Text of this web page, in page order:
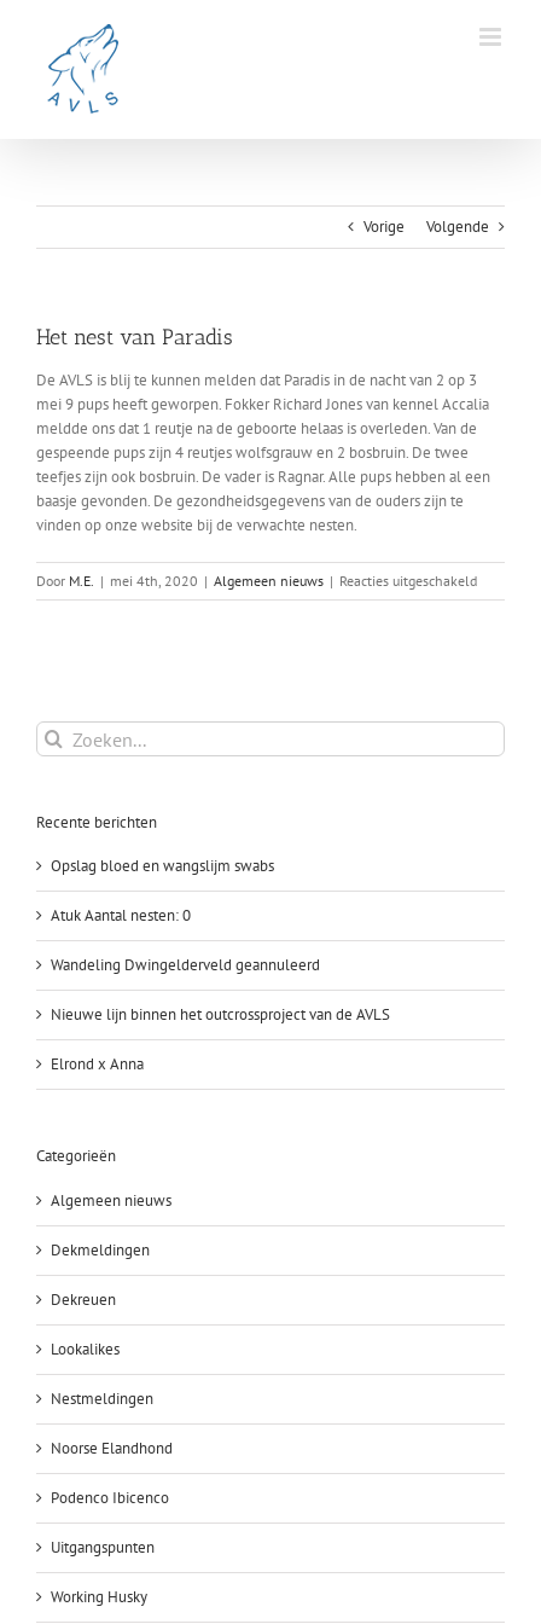
Vorige Volgende
Het nest van Paradis
De AVLS is blij te kunnen melden dat Paradis in de nacht van 2 op 3
mei 9 pups heeft geworpen. Fokker Richard Jones van kennel Accalia
meldde ons dat 1 reutje na de geboorte helaas is overleden. Van de
gespeende pups zijn 4 reutjes wolfsgrauw en 2 bosbruin. De twee
teefjes zijn ook bosbruin. De vader is Ragnar. Alle pups hebben al een
baasje gevonden. De gezondheidsgegevens van de ouders zijn te
vinden op onze website bij de verwachte nesten.
Door M.E. | mei 4th, 2020 | Algemeen nieuws | Reacties uitgeschakeldvoor
Het
Zoeken
naar:
Recente berichten
Opslag bloed en wangslijm swabs
Atuk Aantal nesten: 0
Wandeling Dwingelderveld geannuleerd
Nieuwe lijn binnen het outcrossproject van de AVLS
Elrond x Anna
Categorieën
Algemeen nieuws
Dekmeldingen
Dekreuen
Lookalikes
Nestmeldingen
Noorse Elandhond
Podenco Ibicenco
Uitgangspunten
Working Husky